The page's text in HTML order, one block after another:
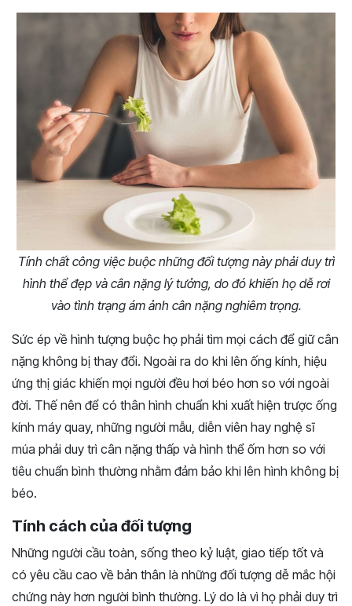
Tính chất công việc buộc những đối tượng này phải duy trì
hình thể đẹp và cân nặng lý tưởng, do đó khiến họ dễ rơi
vào tình trạng ám ảnh cân nặng nghiêm trọng.
Sức ép về hình tượng buộc họ phải tìm mọi cách để giữ cân
nặng không bị thay đổi. Ngoài ra do khi lên ống kính, hiệu
ứng thị giác khiến mọi người đều hơi béo hơn so với ngoài
đời. Thế nên để có thân hình chuẩn khi xuất hiện trược ống
kính máy quay, những người mẫu, diễn viên hay nghệ sĩ
múa phải duy trì cân nặng thấp và hình thể ốm hơn so với
tiêu chuẩn bình thường nhằm đảm bảo khi lên hình không bị
béo.
Tính cách của đối tượng
Những người cầu toàn, sống theo kỷ luật, giao tiếp tốt và
có yêu cầu cao về bản thân là những đối tượng dễ mắc hội
chứng này hơn người bình thường. Lý do là vì họ phải duy trì